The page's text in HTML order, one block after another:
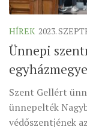
HÍREK 2023.
Ünnepi
Szent Gellért
ünnepelték
védőszentjének